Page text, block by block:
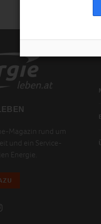
Magazin rund um
und ein Service-
Energie.